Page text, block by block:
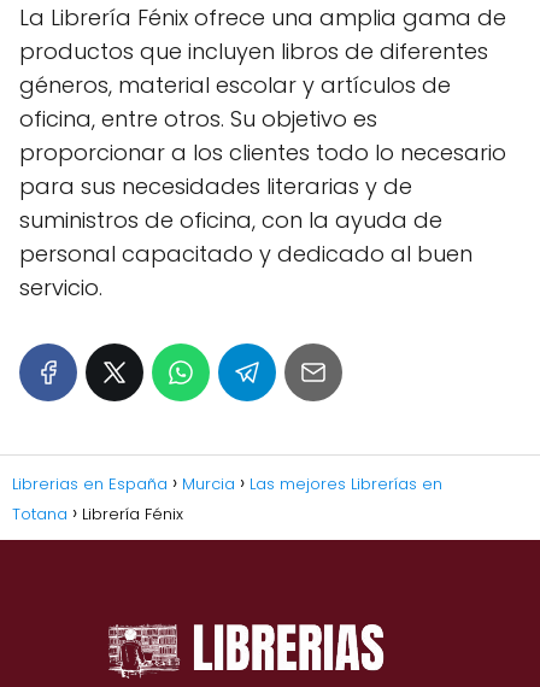
La Librería Fénix ofrece una amplia gama de
productos que incluyen libros de diferentes
géneros, material escolar y artículos de
oficina, entre otros. Su objetivo es
proporcionar a los clientes todo lo necesario
para sus necesidades literarias y de
suministros de oficina, con la ayuda de
personal capacitado y dedicado al buen
servicio.
Librerias en España Murcia
Las mejores Librerías en
Totana
Librería Fénix